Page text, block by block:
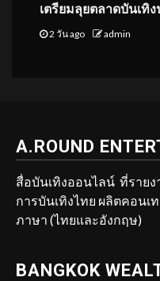
เตรียมลุยตลาดบันเทิ
2 วัน ago admin
A.ROUND
สื่อบันเทิงออนไลน์ ที่ราย
การบันเทิงไทย ผลิตคอน
ภาษา (ไทยและอังกฤษ)
BANGKOK